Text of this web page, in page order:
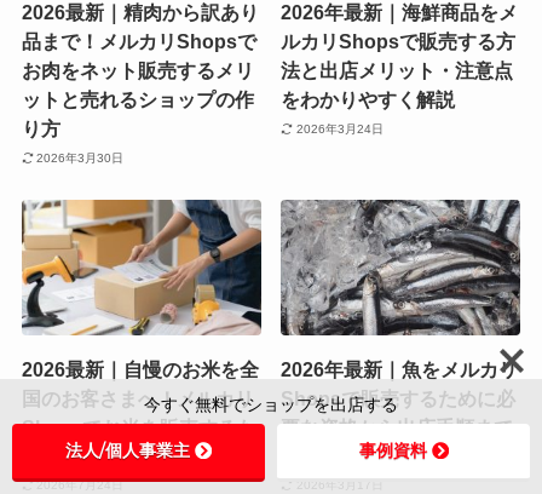
2026最新｜精肉から訳あり
品まで！メルカリShopsで
お肉をネット販売するメリ
ットと売れるショップの作
り方
2026年3月30日
2026年最新｜海鮮商品をメ
ルカリShopsで販売する方
法と出店メリット・注意点
をわかりやすく解説
2026年3月24日
2026最新｜自慢のお米を全
国のお客さまへ！メルカリ
Shopsでお米を販売するた
めの完全ガイド
2026年7月24日
2026年最新｜魚をメルカリ
Shopsで販売するために必
要な資格から出店手順まで
今すぐ無料でショップを出店する
法人/個人事業主 事例資料